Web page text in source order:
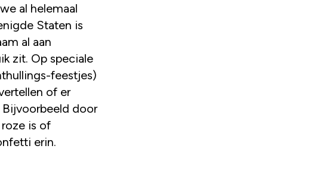
al helemaal
Staten is
al aan
zit. Op speciale
feestjes)
of er
door
is of
erin.